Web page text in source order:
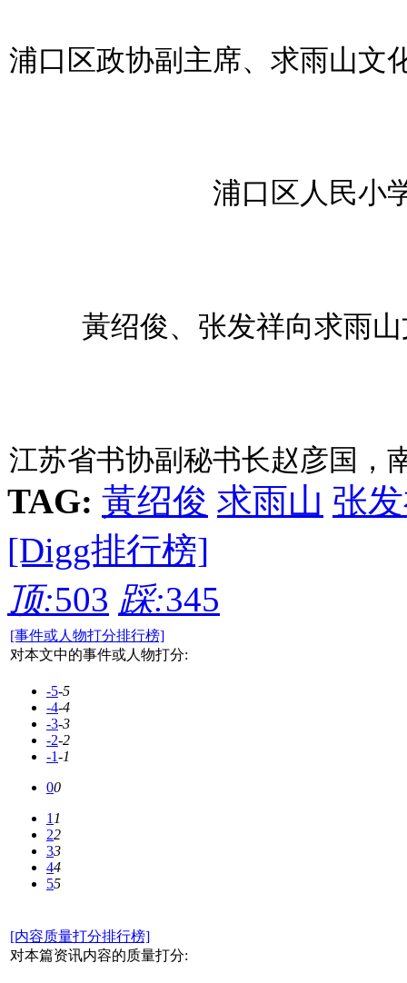
浦口区政协副主席、求雨山文
浦口区人民小
黃绍俊、张发祥向求雨
江苏省书协副秘书长赵彦国，
TAG: 黃绍俊 求雨山 张
[Digg排行榜]
顶:503 踩:345
[事件或人物打分排行榜]
对本文中的事件或人物打分:
-5-5
-4-4
-3-3
-2-2
-1-1
00
11
22
33
44
55
[内容质量打分排行榜]
对本篇资讯内容的质量打分: